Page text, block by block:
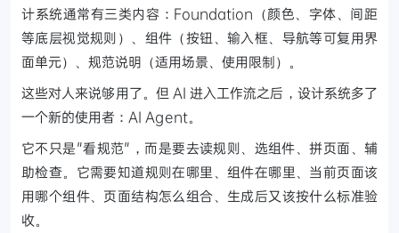
计系统通常有三类内容：Foundation（颜色、字体、间距
等底层视觉规则）、组件（按钮、输入框、导航等可复用界
面单元）、规范说明（适用场景、使用限制）。
这些对人来说够用了。但 AI 进入工作流之后，设计系统多了
一个新的使用者：AI Agent。
它不只是"看规范"，而是要去读规则、选组件、拼页面、辅
助检查。它需要知道规则在哪里、组件在哪里、当前页面该
用哪个组件、页面结构怎么组合、生成后又该按什么标准验
收。